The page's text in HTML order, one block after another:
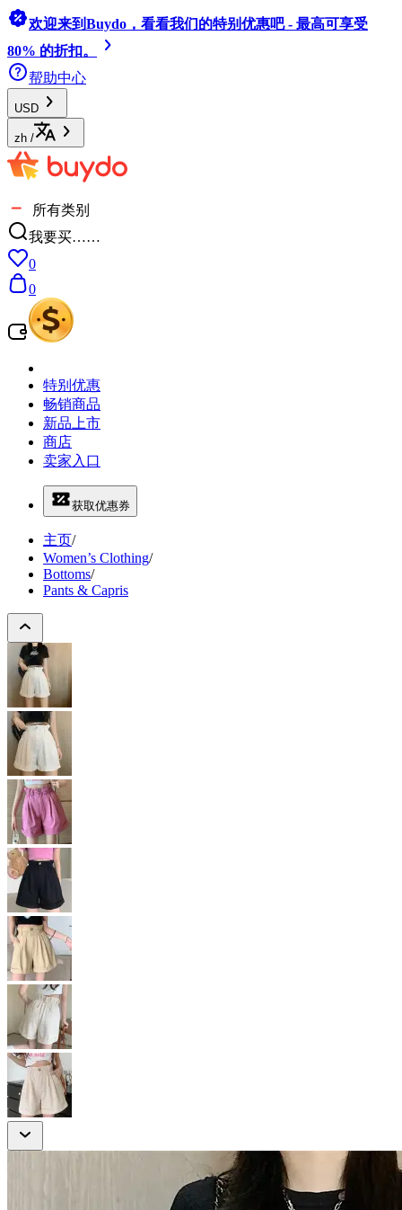
欢迎来到Buydo，看看我们的特别优惠吧 - 最高可享受
80% 的折扣。
帮助中心
USD
zh /
所有类别
我要买……
0
0
特别优惠
畅销商品
新品上市
商店
卖家入口
获取优惠券
主页/
Women’s Clothing/
Bottoms/
Pants & Capris